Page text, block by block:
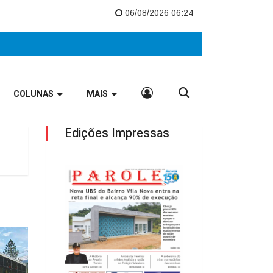
Nova UBS do Bairro Vila Nova entra na reta final
06/08/2026 06:24
COLUNAS MAIS
Edições Impressas